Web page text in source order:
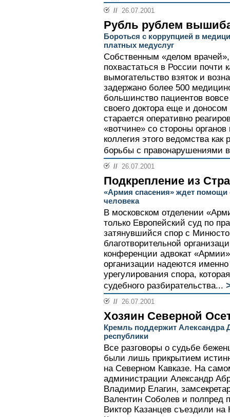
// 26.07.2001
Рубль рублем
Бороться с коррупцией в
платных медуслуг
Собственным «делом
похвастаться в России
вымогательство взяток и
задержано более 500
большинство пациентов
своего доктора еще и
старается оперативно
«вотчине» со стороны
коллегия этого ведомства
борьбы с правонарушениями
// 26.07.2001
Подкрепление из
«Армия спасения» ждет помощи
человека
В московском отделении
только Европейский суд по
затянувшийся спор с
благотворительной
конференции адвокат
организации надеются
урегулирования спора,
судебного разбирательства...
// 26.07.2001
Хозяин Северной
Кремль поддержит Александра
республики
Все разговоры о судьбе
были лишь прикрытием
на Северном Кавказе. На
администрации Александр
Владимир Елагин,
Валентин Соболев и полпред
Виктор Казанцев съездили на